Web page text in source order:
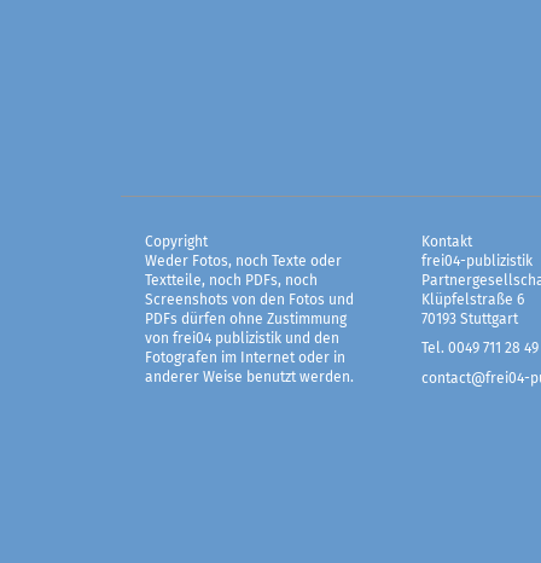
Copyright
Weder Fotos, noch Texte oder
Textteile, noch PDFs, noch
Screenshots von den Fotos und
PDFs dürfen ohne Zustimmung
von frei04 publizistik und den
Fotografen im Internet oder in
anderer Weise benutzt werden.
Kontakt
frei04-publizistik
Klüpfelstraße 6
70193 Stuttgart
Tel. 0049 711 28 49
contact@frei04-